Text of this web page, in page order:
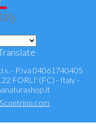
- P.Iva 04061740405
FORLI' (FC) - Italy -
Scontrino.com